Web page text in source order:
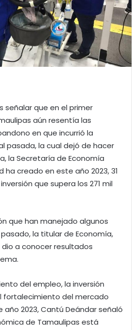
señalar que en el primer
aún resentía las
en que incurrió la
pasada, la cual dejó de hacer
la Secretaría de Economía
creado en este año 2023, 31
que supera los 271 mil
que han manejado algunos
la titular de Economía,
a conocer resultados
del empleo, la inversión
fortalecimiento del mercado
2023, Cantú Deándar señaló
de Tamaulipas está